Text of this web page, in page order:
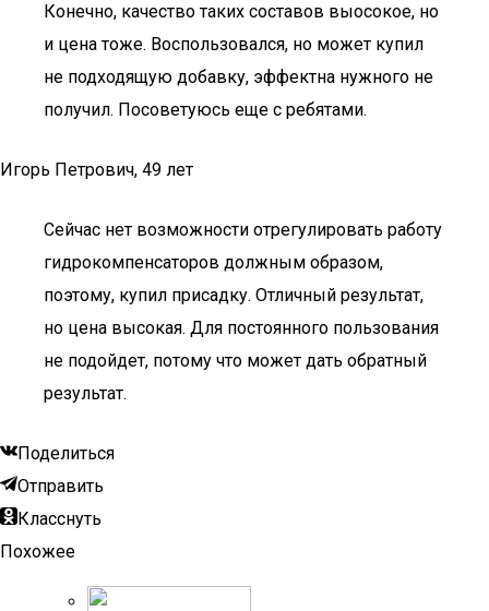
Конечно, качество таких составов выосокое, но
и цена тоже. Воспользовался, но может купил
не подходящую добавку, эффектна нужного не
получил. Посоветуюсь еще с ребятами.
Игорь Петрович, 49 лет
Сейчас нет возможности отрегулировать работу
гидрокомпенсаторов должным образом,
поэтому, купил присадку. Отличный результат,
но цена высокая. Для постоянного пользования
не подойдет, потому что может дать обратный
результат.
Поделиться
Отправить
Класснуть
Похожее